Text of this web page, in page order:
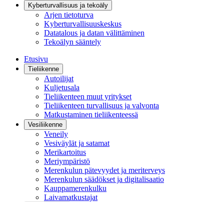
Kyberturvallisuus ja tekoäly
Arjen tietoturva
Kyberturvallisuuskeskus
Datatalous ja datan välittäminen
Tekoälyn sääntely
Etusivu
Tieliikenne
Autoilijat
Kuljetusala
Tieliikenteen muut yritykset
Tieliikenteen turvallisuus ja valvonta
Matkustaminen tieliikenteessä
Vesiliikenne
Veneily
Vesiväylät ja satamat
Merikartoitus
Meriympäristö
Merenkulun pätevyydet ja meriterveys
Merenkulun säädökset ja digitalisaatio
Kauppamerenkulku
Laivamatkustajat